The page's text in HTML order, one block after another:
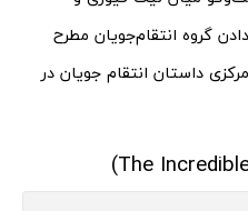
گروه انتقام‌جویان مطرح
داستان انتقام جویان در